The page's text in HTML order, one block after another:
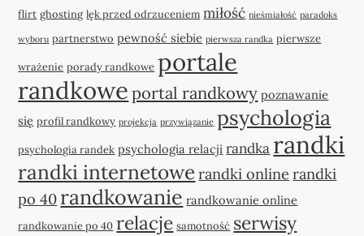
flirt ghosting lęk przed odrzuceniem miłość nieśmiałość paradoks
wyboru partnerstwo pewność siebie pierwsza randka pierwsze
wrażenie porady randkowe portale
randkowe portal randkowy poznawanie
się profil randkowy projekcja przywiązanie psychologia
psychologia randek psychologia relacji randka randki
randki internetowe randki online randki
po 40 randkowanie randkowanie online
randkowanie po 40 relacje samotność serwisy